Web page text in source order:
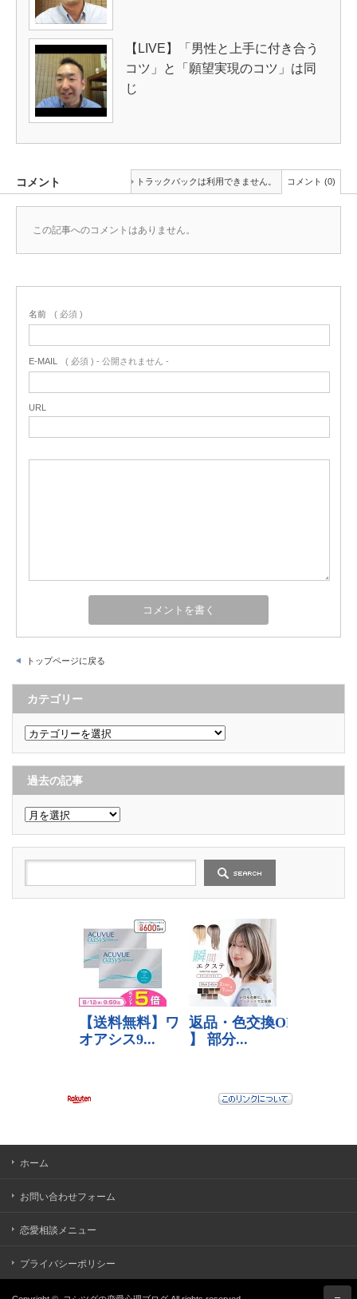
【LIVE】「男性と上手に付き合う
コツ」と「願望実現のコツ」は同
じ
コメント トラックバックは利用できません。 コメント (0)
この記事へのコメントはありません。
名前 ( 必須 )
E-MAIL ( 必須 ) - 公開されません -
URL
トップページに戻る
カテゴリー
カ
テ
ゴ
リ
ー
過去の記事
過
去
の
記
事
ホーム
お問い合わせフォーム
恋愛相談メニュー
プライバシーポリシー